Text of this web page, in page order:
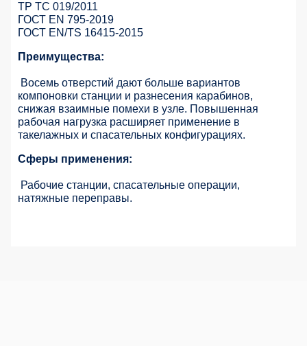
ТР ТС 019/2011
ГОСТ EN 795-2019
ГОСТ EN/TS 16415-2015
Преимущества:
Восемь отверстий дают больше вариантов
компоновки станции и разнесения карабинов,
снижая взаимные помехи в узле. Повышенная
рабочая нагрузка расширяет применение в
такелажных и спасательных конфигурациях.
Сферы применения:
Рабочие станции, спасательные операции,
натяжные переправы.